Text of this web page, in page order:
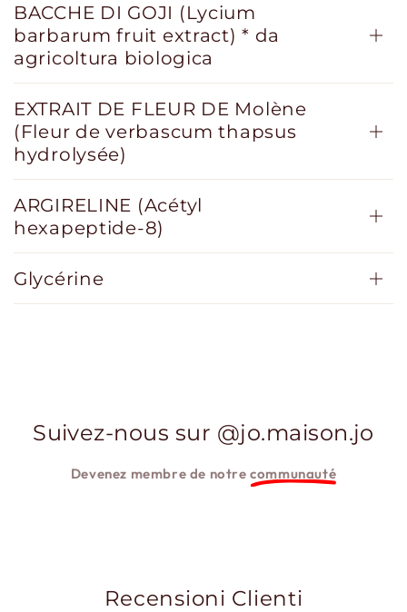
BACCHE DI GOJI (Lycium
barbarum fruit extract) * da
agricoltura biologica
EXTRAIT DE FLEUR DE Molène
(Fleur de verbascum thapsus
hydrolysée)
ARGIRELINE (Acétyl
hexapeptide-8)
Glycérine
Suivez-nous sur @jo.maison.jo
Devenez membre de notrecommunauté
Recensioni Clienti